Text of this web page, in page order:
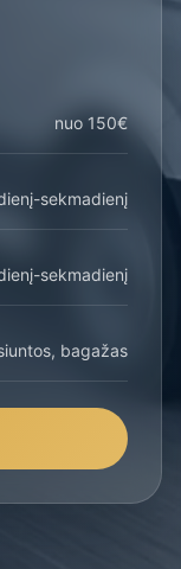
nuo 150€
sekmadienį
sekmadienį
bagažas